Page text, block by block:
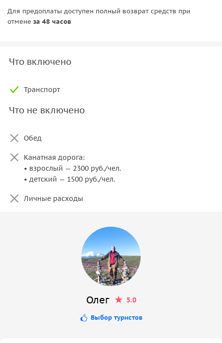
Для предоплаты доступен полный возврат средств при
отмене за 48 часов
Что включено
Транспорт
Что не включено
Обед
Канатная дорога:
• взрослый — 2300 руб./чел.
• детский — 1500 руб./чел.
Личные расходы
Олег 5.0
Выбор туристов